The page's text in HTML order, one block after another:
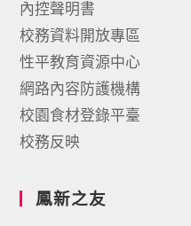
內控聲明書
校務資料開放專區
性平教育資源中心
網路內容防護機構
校園食材登錄平臺
校務反映
鳳新之友